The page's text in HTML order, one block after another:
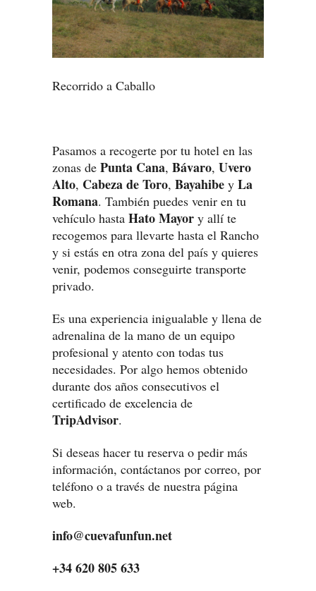
Recorrido a Caballo
Pasamos a recogerte por tu hotel en las
zonas de Punta Cana, Bávaro, Uvero
Alto, Cabeza de Toro, Bayahibe y La
Romana. También puedes venir en tu
vehículo hasta Hato Mayor y allí te
recogemos para llevarte hasta el Rancho
y si estás en otra zona del país y quieres
venir, podemos conseguirte transporte
privado.
Es una experiencia inigualable y llena de
adrenalina de la mano de un equipo
profesional y atento con todas tus
necesidades. Por algo hemos obtenido
durante dos años consecutivos el
certificado de excelencia de
TripAdvisor.
Si deseas hacer tu reserva o pedir más
información, contáctanos por correo, por
teléfono o a través de nuestra página
web.
info@cuevafunfun.net
+34 620 805 633